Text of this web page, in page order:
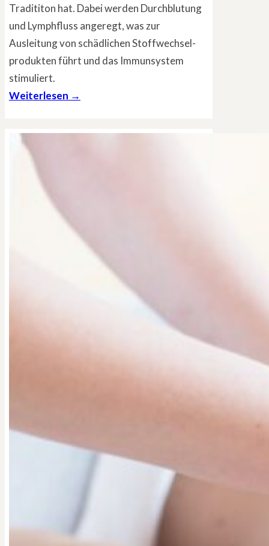
Tradititon hat. Dabei werden Durchblutung
und Lymphfluss angeregt, was zur
Ausleitung von schädlichen Stoffwechsel-
produkten führt und das Immunsystem
stimuliert.
Weiterlesen →